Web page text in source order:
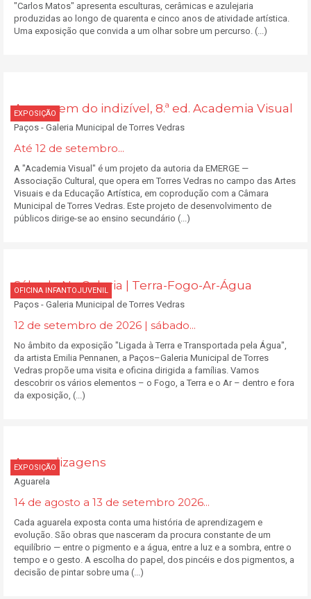
"Carlos Matos" apresenta esculturas, cerâmicas e azulejaria
produzidas ao longo de quarenta e cinco anos de atividade artística.
Uma exposição que convida a um olhar sobre um percurso. (...)
EXPOSIÇÃO
A margem do indizível, 8.ª ed. Academia Visual
Paços - Galeria Municipal de Torres Vedras
Até 12 de setembro...
A "Academia Visual" é um projeto da autoria da EMERGE —
Associação Cultural, que opera em Torres Vedras no campo das Artes
Visuais e da Educação Artística, em coprodução com a Câmara
Municipal de Torres Vedras. Este projeto de desenvolvimento de
públicos dirige-se ao ensino secundário (...)
OFICINA INFANTOJUVENIL
Sábado Na Galeria | Terra-Fogo-Ar-Água
Paços - Galeria Municipal de Torres Vedras
12 de setembro de 2026 | sábado...
No âmbito da exposição "Ligada à Terra e Transportada pela Água",
da artista Emilia Pennanen, a Paços–Galeria Municipal de Torres
Vedras propõe uma visita e oficina dirigida a famílias. Vamos
descobrir os vários elementos – o Fogo, a Terra e o Ar – dentro e fora
da exposição, (...)
EXPOSIÇÃO
Aprendizagens
Aguarela
14 de agosto a 13 de setembro 2026...
Cada aguarela exposta conta uma história de aprendizagem e
evolução. São obras que nasceram da procura constante de um
equilíbrio — entre o pigmento e a água, entre a luz e a sombra, entre o
tempo e o gesto. A escolha do papel, dos pincéis e dos pigmentos, a
decisão de pintar sobre uma (...)